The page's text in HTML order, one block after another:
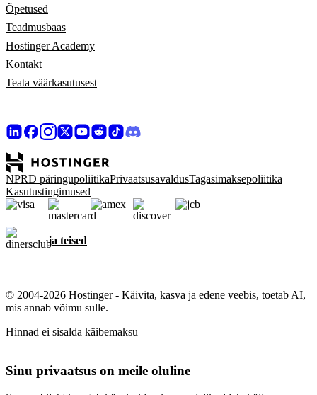
Õpetused
Teadmusbaas
Hostinger Academy
Kontakt
Teata väärkasutusest
NPRD päringupoliitikaPrivaatsusavaldusTagasimaksepoliitika
Kasutustingimused
ja teised
© 2004-2026 Hostinger - Käivita, kasva ja edene veebis, toetab AI,
mis annab võimu sulle.
Hinnad ei sisalda käibemaksu
Sinu privaatsus on meile oluline